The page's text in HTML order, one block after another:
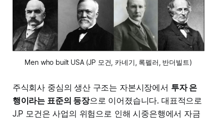
Men who built USA (JP 모건, 카네기, 록펠러, 반더빌트)
주식회사 중심의 생산 구조는 자본시장에서 투자 은
행이라는 표준의 등장으로 이어졌습니다. 대표적으로
J.P 모건은 사업의 위험으로 인해 시중은행에서 자금